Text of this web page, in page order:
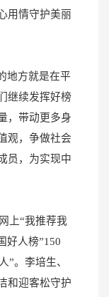
用情守护美丽
方就是在平
继续发挥好榜
，带动更多身
观，争做社会
员，为实现中
上“我推荐我
好人榜”150
”。李培生、
和迎客松守护